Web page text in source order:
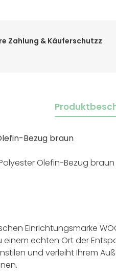
Zahlung & Käuferschutzz
Bezug braun
Olefin-Bezug braun
Einrichtungsmarke
echten Ort der
und verleiht Ihrem